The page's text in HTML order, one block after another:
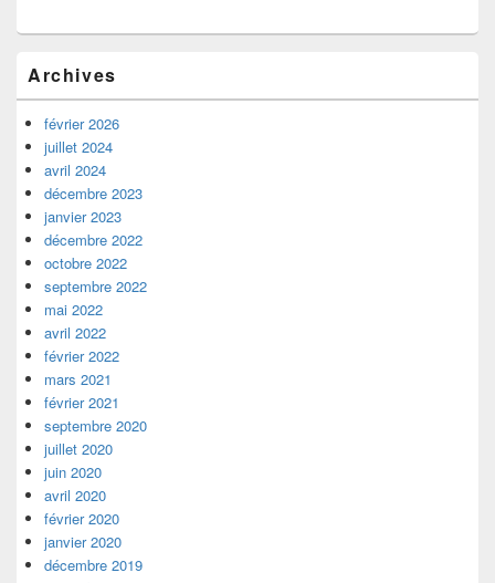
principale
de
widget
pour
barre
latérale
Archives
février 2026
juillet 2024
avril 2024
décembre 2023
janvier 2023
décembre 2022
octobre 2022
septembre 2022
mai 2022
avril 2022
février 2022
mars 2021
février 2021
septembre 2020
juillet 2020
juin 2020
avril 2020
février 2020
janvier 2020
décembre 2019